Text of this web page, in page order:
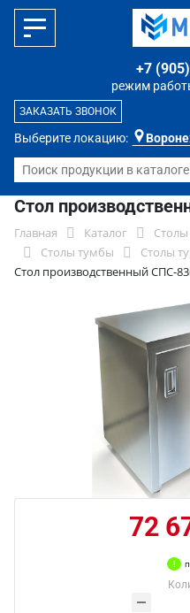
Выберите локацию:
режим
+7
ЗАКАЗАТЬ ЗВОНОК
Стол
Главная Каталог Столы
Столы тумбы
Столы
Стол производственный СПС-
72